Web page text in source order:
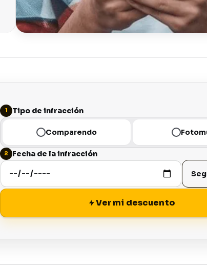
Formulario para calcular el descuento legal
Tipo de infracción
Comparendo
Fecha de la infracción
Ver mi descuento